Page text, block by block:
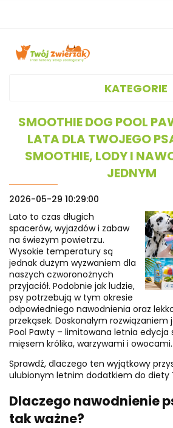
KATEGORIE
SMOOTHIE DOG POOL
LATA DLA TWOJEGO
SMOOTHIE, LODY I
JEDNYM
2026-05-29 10:29:00
Lato to czas długich
spacerów, wyjazdów i zabaw
na świeżym powietrzu.
Wysokie temperatury są
jednak dużym wyzwaniem dla
naszych czworonożnych
przyjaciół. Podobnie jak ludzie,
psy potrzebują w tym okresie
odpowiedniego nawodnienia oraz
przekąsek. Doskonałym
Pool Pawty – limitowana letnia edycja
mięsem królika, warzywami i owocami.
Sprawdź, dlaczego ten wyjątkowy
ulubionym letnim dodatkiem do diety
Dlaczego nawodnienie
tak ważne?